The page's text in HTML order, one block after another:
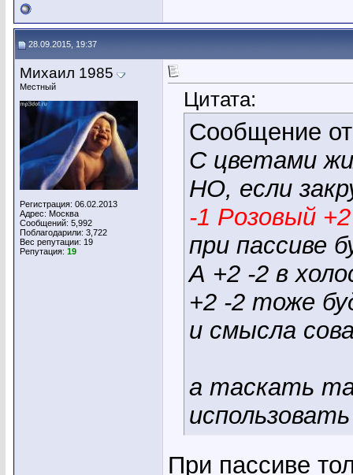
28.09.2015, 19:37
Михаил 1985
Местный
Регистрация: 06.02.2013
Адрес: Москва
Сообщений: 5,992
Поблагодарили: 3,722
Вес репутации: 19
Репутация: 19
Цитата:
Сообщение
С цветами
НО, если
-1 Розовый
при пассиве
А +2 -2 в
+2 -2 тоже
и смысла
а таскать
При пассиве